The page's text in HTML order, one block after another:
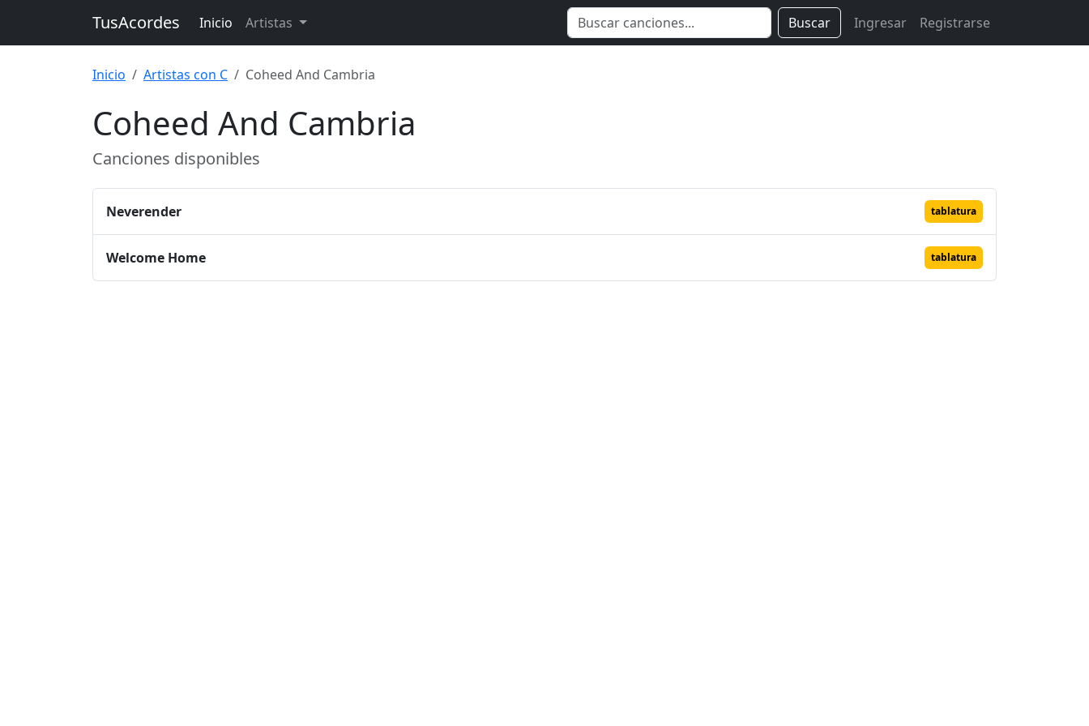
TusAcordes Inicio Artistas Buscar Ingresar Registrarse
Inicio Artistas con C Coheed And Cambria
Coheed And Cambria
Canciones disponibles
Neverender tablatura
Welcome Home tablatura